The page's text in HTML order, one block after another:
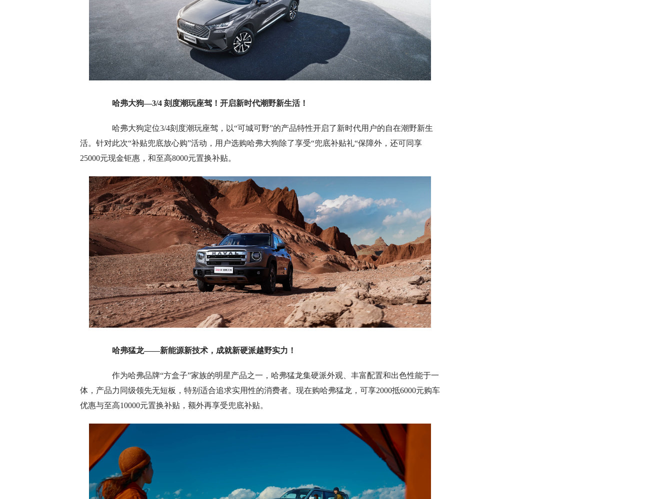
哈弗大狗—3/4 刻度潮玩座驾！开启新时代潮野新生活！
哈弗大狗定位3/4刻度潮玩座驾‌，以“可城可野”的产品特性开启了新时代用户的自在潮野新生
活。针对此次“补贴兜底放心购”活动，用户选购哈弗大狗除了享受“兜底补贴礼“保障外，还可同享
25000元现金钜惠，和至高8000元置换补贴。
哈弗猛龙——新能源新技术，成就新硬派越野实力！
作为哈弗品牌“方盒子”家族的明星产品之一，哈弗猛龙集硬派外观、丰富配置和出色性能于一
体，产品力同级领先无短板，特别适合追求实用性的消费者。现在购哈弗猛龙，可享2000抵6000元购车
优惠与至高10000元置换补贴，额外再享受兜底补贴。